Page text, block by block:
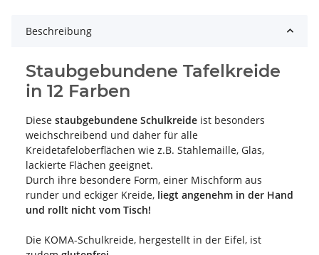
Beschreibung
Staubgebundene Tafelkreide
in 12 Farben
Diese staubgebundene Schulkreide ist besonders
weichschreibend und daher für alle
Kreidetafeloberflächen wie z.B. Stahlemaille, Glas,
lackierte Flächen geeignet.
Durch ihre besondere Form, einer Mischform aus
runder und eckiger Kreide, liegt angenehm in der Hand
und rollt nicht vom Tisch!
Die KOMA-Schulkreide, hergestellt in der Eifel, ist